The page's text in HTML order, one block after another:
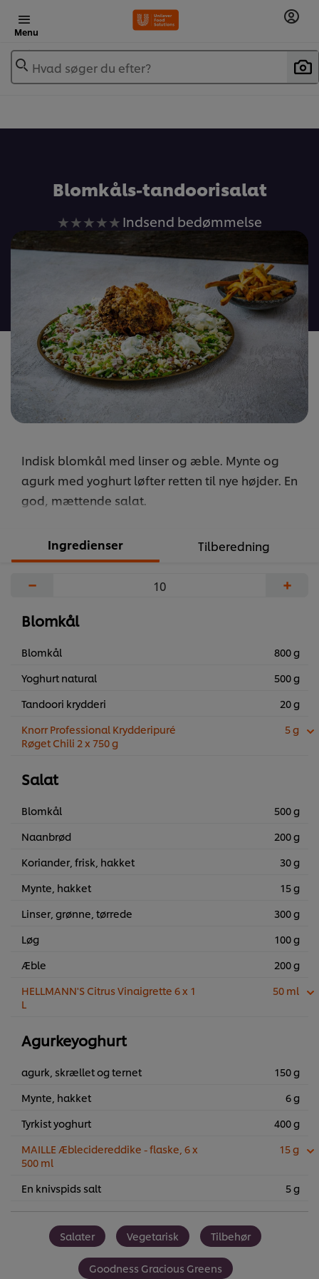
Menu
Hvad søger du efter?
Blomkåls-tandoorisalat
Ingen
indsendt
denne
recipe
Indsend bedømmelse
Indisk blomkål med linser og æble. Mynte og
agurk med yoghurt løfter retten til nye højder. En
god, mættende salat.
Ingredienser Tilberedning
− +
Blomkål
Blomkål
800 g
Yoghurt natural
500 g
Tandoori krydderi
20 g
Knorr Professional Krydderipuré
Røget Chili 2 x 750 g
5 g
Salat
Blomkål
500 g
Naanbrød
200 g
Koriander, frisk, hakket
30 g
Mynte, hakket
15 g
Linser, grønne, tørrede
300 g
Løg
100 g
Æble
200 g
HELLMANN'S Citrus Vinaigrette 6 x 1
L
50 ml
Agurkeyoghurt
agurk, skrællet og ternet
150 g
Mynte, hakket
6 g
Tyrkist yoghurt
400 g
MAILLE Æblecidereddike - flaske, 6 x
500 ml
15 g
En knivspids salt 5 g
Salater Vegetarisk Tilbehør
Goodness Gracious Greens